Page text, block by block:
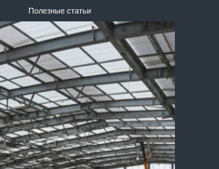
Полезные статьи